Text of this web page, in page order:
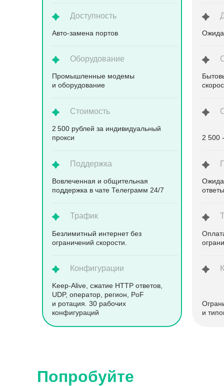
Доступность
Aвто-замена портов
Оборудование
Стоимость
Промышленные модемы
и оборудование
Поддержка
Вовлеченная и общительная
поддержка в чате Телеграмм 24/7
Трафик
2 500 рублей за индивидуальный
прокси
2 500
Конфигурации
ответы
Безлимитный интернет без
ограничений скорости.
Keep-Alive, сжатие HTTP ответов,
UDP, оператор, регион, PoF
и ротация. 30 рабочих
конфигураций
и
Попробуйте